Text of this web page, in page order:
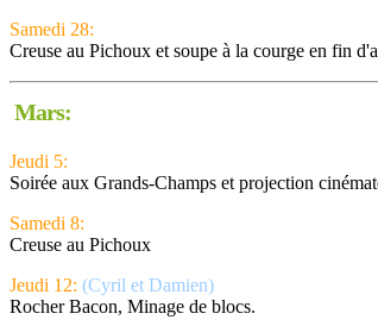
Samedi 28:
Creuse au Pichoux et soupe à la courge en fin
Mars:
Jeudi 5:
Soirée aux Grands-Champs et projection
Samedi 8:
Creuse au Pichoux
Jeudi 12: (Cyril et Damien)
Rocher Bacon, Minage de blocs.